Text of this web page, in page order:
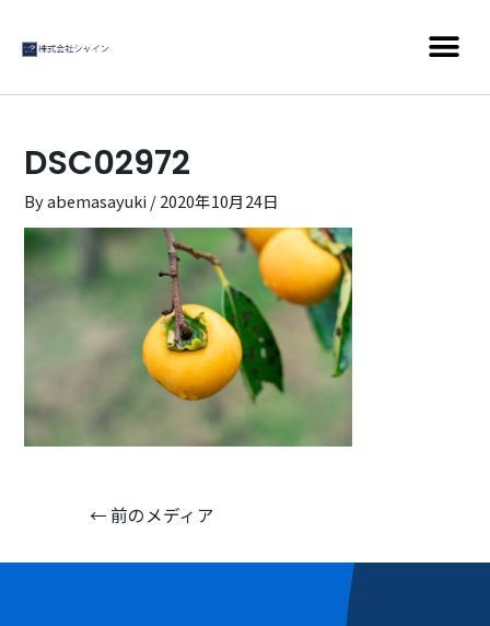
DSC02972
Byabemasayuki /2020年10月24日
← 前のメディア